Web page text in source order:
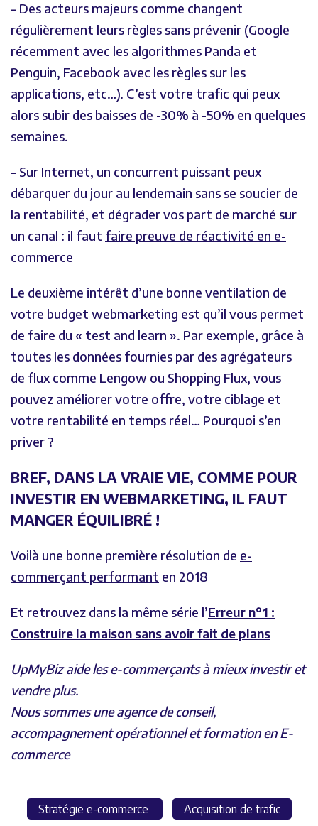
– Des acteurs majeurs comme changent
régulièrement leurs règles sans prévenir (Google
récemment avec les algorithmes Panda et
Penguin, Facebook avec les règles sur les
applications, etc…). C’est votre trafic qui peux
alors subir des baisses de -30% à -50% en quelques
semaines.
– Sur Internet, un concurrent puissant peux
débarquer du jour au lendemain sans se soucier de
la rentabilité, et dégrader vos part de marché sur
un canal : il faut faire preuve de réactivité en e-
commerce
Le deuxième intérêt d’une bonne ventilation de
votre budget webmarketing est qu’il vous permet
de faire du « test and learn ». Par exemple, grâce à
toutes les données fournies par des agrégateurs
de flux comme Lengow ou Shopping Flux, vous
pouvez améliorer votre offre, votre ciblage et
votre rentabilité en temps réel… Pourquoi s’en
priver ?
BREF, DANS LA VRAIE VIE, COMME POUR
INVESTIR EN WEBMARKETING, IL FAUT
MANGER ÉQUILIBRÉ !
Voilà une bonne première résolution de e-
commerçant performant en 2018
Et retrouvez dans la même série l’Erreur n°1 :
Construire la maison sans avoir fait de plans
UpMyBiz aide les e-commerçants à mieux investir et
vendre plus.
Nous sommes une agence de conseil,
accompagnement opérationnel et formation en E-
commerce
Stratégie e-commerce Acquisition de trafic